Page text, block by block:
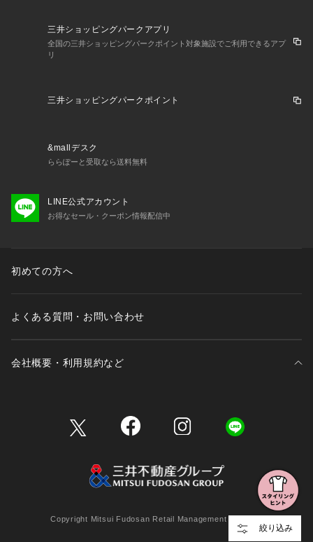
絞り込み
三井ショッピングパークアプリ
全国の三井ショッピングパークポイント対象施設でご利用できるアプ
リ
三井ショッピングパークポイント
&mallデスク
ららぽーと受取なら送料無料
LINE公式アカウント
お得なセール・クーポン情報配信中
初めての方へ
よくある質問・お問い合わせ
会社概要・利用規約など
Copyright Mitsui Fudosan Retail Management Co., Ltd.